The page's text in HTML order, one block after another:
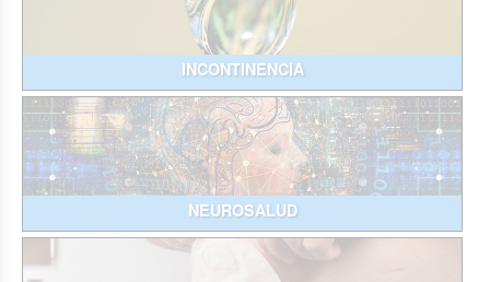
INCONTINENCIA
NEUROSALUD